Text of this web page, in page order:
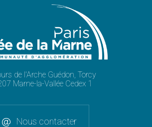
de l'Arche Guédon, Torcy
Marne-la-Vallée Cedex 1
Nous contacter